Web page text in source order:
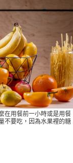
在用餐前一小時或是用餐
不要吃，因為水果裡的糖